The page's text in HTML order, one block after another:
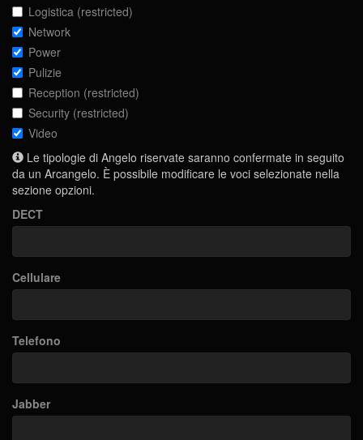
Logistica (restricted)
Network
Power
Pulizie
Reception (restricted)
Security (restricted)
Video
Le tipologie di Angelo riservate saranno confermate in seguito
da un Arcangelo. È possibile modificare le voci selezionate nella
sezione opzioni.
DECT
Cellulare
Telefono
Jabber